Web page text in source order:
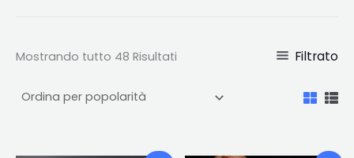
Mostrando tutto 48 Risultati Filtrato